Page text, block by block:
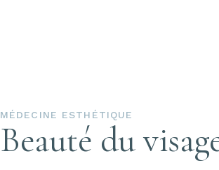
MÉDECINE ESTHÉTIQUE
Beauté du